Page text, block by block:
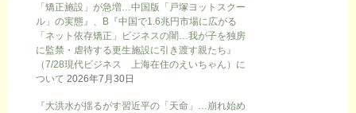
「矯正施設」が急増…中国版「戸塚ヨットスクー
ル」の実態』、B『中国で1.6兆円市場に広がる
「ネット依存矯正」ビジネスの闇…我が子を独房
に監禁・虐待する更生施設に引き渡す親たち』
（7/28現代ビジネス 上海在住のえいちゃん）に
ついて 2026年7月30日
『大洪水が揺るがす習近平の「天命」…崩れ始め